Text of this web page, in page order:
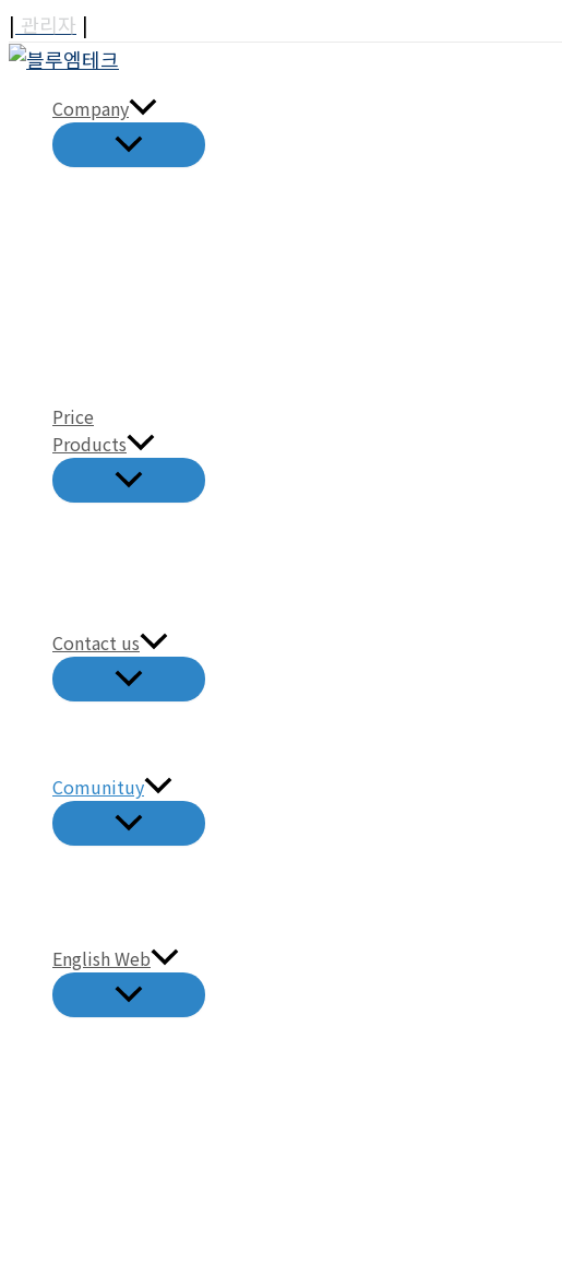
콘
텐
| 관리자 |
Company
메
뉴
Price
Products
메
뉴
Contact us
메
뉴
Comunituy
메
뉴
English Web
메
뉴